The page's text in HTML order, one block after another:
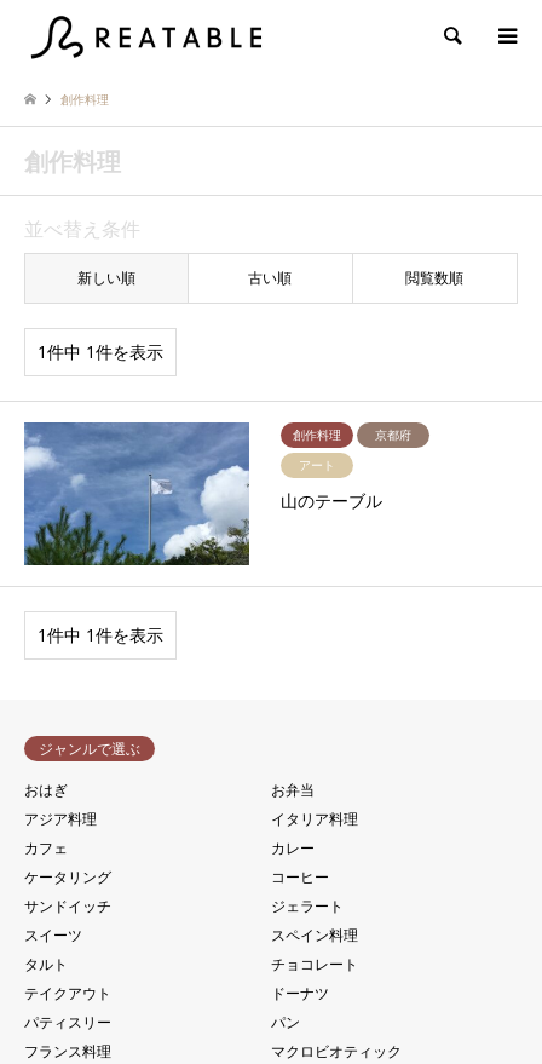
検索
創作料理
創作料理
並べ替え条件
新しい順 古い順 閲覧数順
1件中 1件を表示
創作料理
京都府
アート
山のテーブル
1件中 1件を表示
ジャンルで選ぶ
おはぎ
お弁当
アジア料理
イタリア料理
カフェ
カレー
ケータリング
コーヒー
サンドイッチ
ジェラート
スイーツ
スペイン料理
タルト
チョコレート
テイクアウト
ドーナツ
パティスリー
パン
フランス料理
マクロビオティック